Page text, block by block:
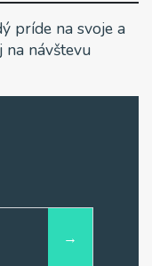
príde na svoje a
na návštevu